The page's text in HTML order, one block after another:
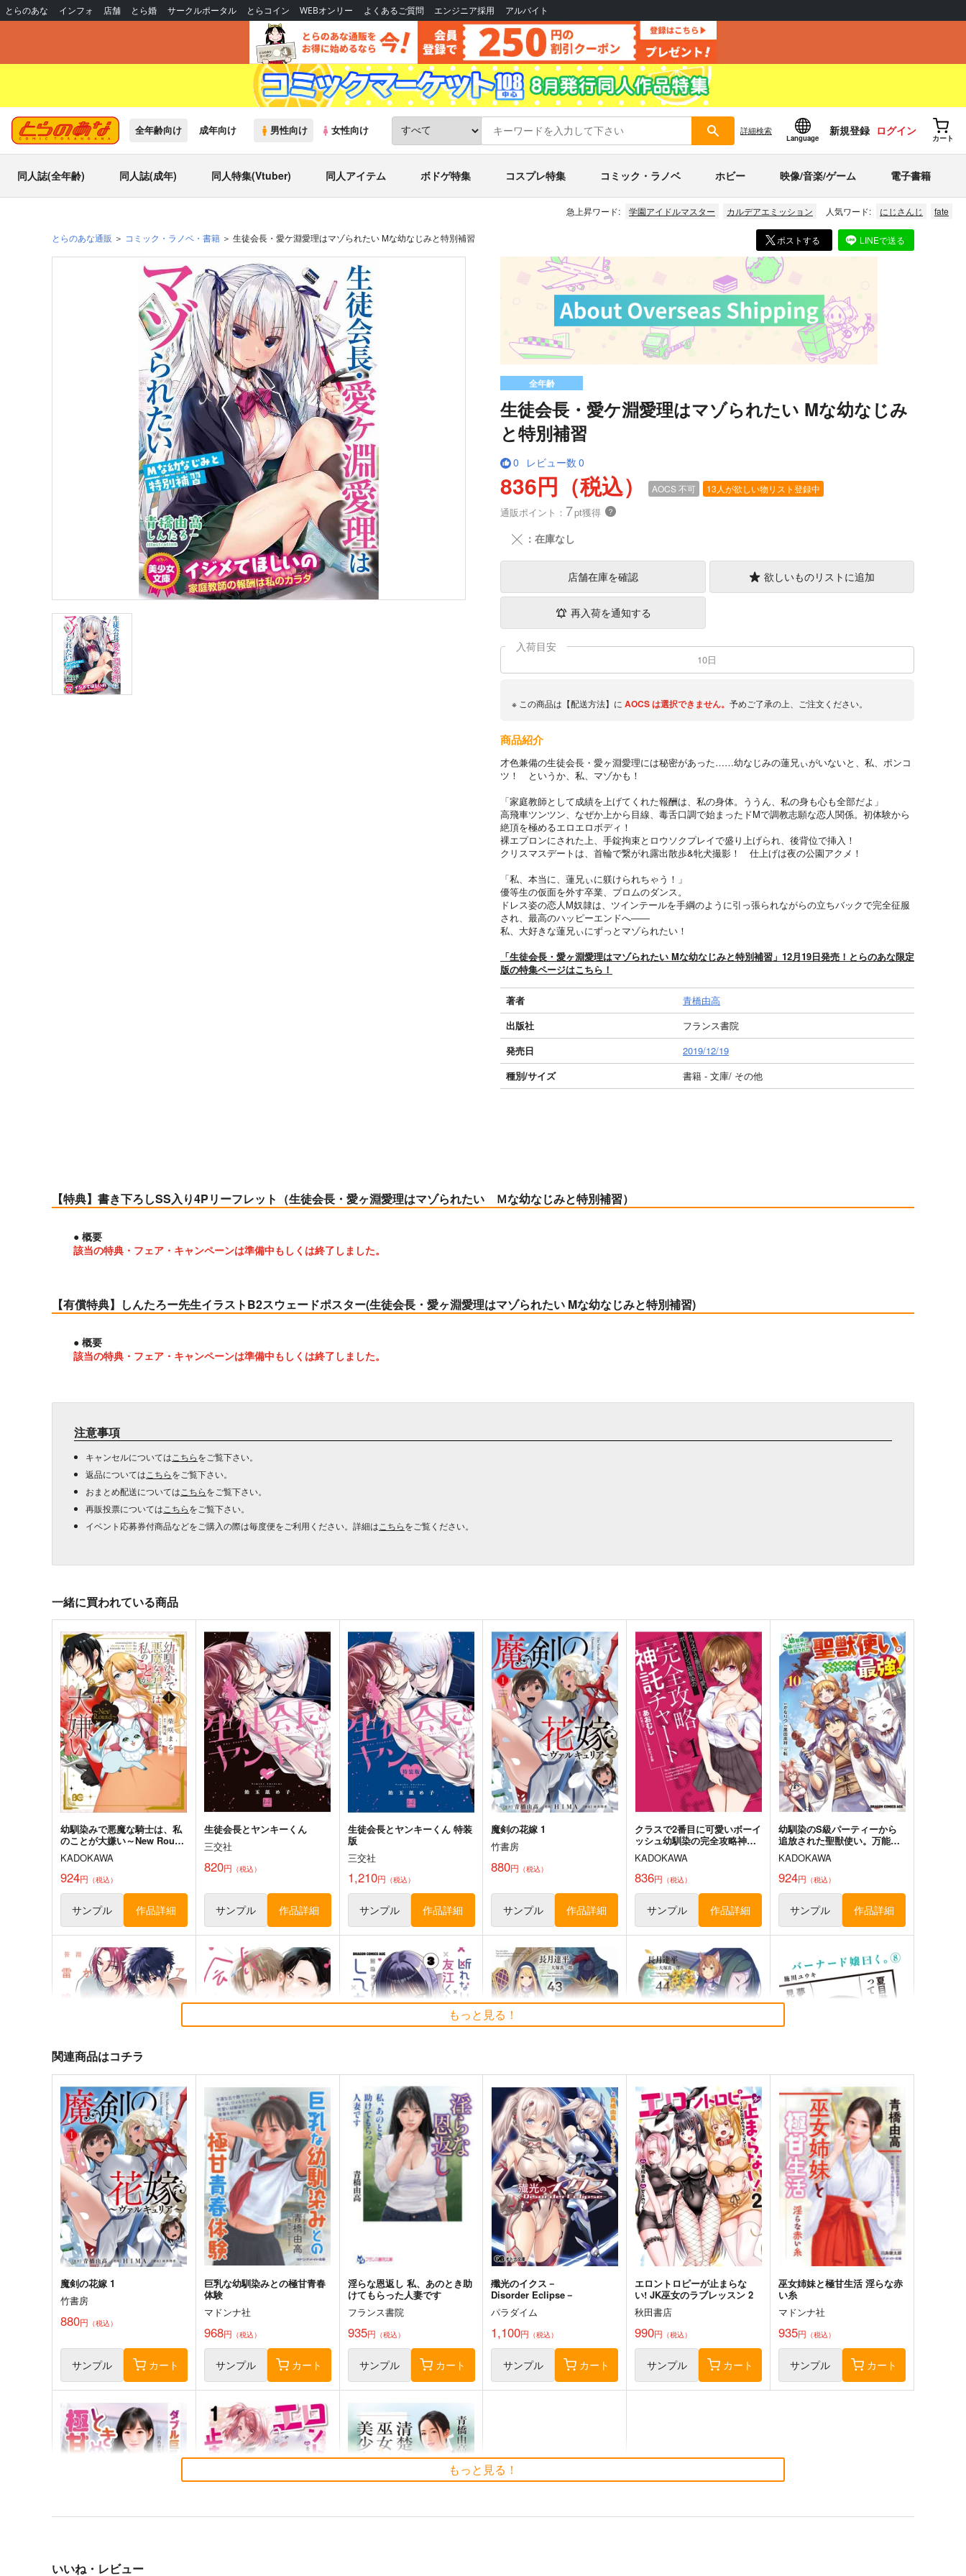
とらのあな インフォ 店舗 とら婚 サークルポータル とらコイン WEBオンリー よくあるご質問 エンジニア採用 アルバイト
全年齢向け 成年向け 男性向け 女性向け 詳細検索
Language
新規登録 ログイン
カート
同人誌(全年齢) 同人誌(成年) 同人特集(Vtuber) 同人アイテム ボドゲ特集 コスプレ特集 コミック・ラノベ ホビー 映像/音楽/ゲーム 電子書籍
急上昇ワード: 学園アイドルマスター カルデアエミッション 人気ワード: にじさんじ fate
とらのあな通販 コミック・ラノベ・書籍 生徒会長・愛ケ淵愛理はマゾられたい Mな幼なじみと特別補習 ポストする LINEで送る
全年齢
生徒会長・愛ケ淵愛理はマゾられたい Mな幼なじみ
と特別補習
0 レビュー数 0
836円（税込） AOCS不可 13人が欲しい物リスト登録中
通販ポイント： 7pt獲得 ？
╳ ：在庫なし
店舗在庫を確認 欲しいものリストに追加
再入荷を通知する
入荷目安
10日
※ この商品は【配送方法】に AOCSは選択できません。 予めご了承の上、ご注文ください。
商品紹介
才色兼備の生徒会長・愛ヶ淵愛理には秘密があった……幼なじみの蓮兄ぃがいないと、私、ポンコ
ツ！ というか、私、マゾかも！
「家庭教師として成績を上げてくれた報酬は、私の身体。ううん、私の身も心も全部だよ」
高飛車ツンツン、なぜか上から目線、毒舌口調で始まったドMで調教志願な恋人関係。初体験から
絶頂を極めるエロエロボディ！
裸エプロンにされた上、手錠拘束とロウソクプレイで盛り上げられ、後背位で挿入！
クリスマスデートは、首輪で繋がれ露出散歩&牝犬撮影！ 仕上げは夜の公園アクメ！
「私、本当に、蓮兄ぃに躾けられちゃう！」
優等生の仮面を外す卒業、プロムのダンス。
ドレス姿の恋人M奴隷は、ツインテールを手綱のように引っ張られながらの立ちバックで完全征服
され、最高のハッピーエンドへ――
私、大好きな蓮兄ぃにずっとマゾられたい！
「生徒会長・愛ヶ淵愛理はマゾられたい Mな幼なじみと特別補習」12月19日発売！とらのあな限定
版の特集ページはこちら！
著者
青橋由高
出版社
フランス書院
発売日
2019/12/19
種別/サイズ
書籍 - 文庫/ その他
【特典】書き下ろしSS入り4Pリーフレット（生徒会長・愛ヶ淵愛理はマゾられたい Ｍな幼なじみと特別補習）
● 概要
該当の特典・フェア・キャンペーンは準備中もしくは終了しました。
【有償特典】しんたろー先生イラストB2スウェードポスター(生徒会長・愛ヶ淵愛理はマゾられたい Mな幼なじみと特別補習)
● 概要
該当の特典・フェア・キャンペーンは準備中もしくは終了しました。
注意事項
キャンセルについては こちらをご覧下さい。
返品については こちらをご覧下さい。
おまとめ配送については こちらをご覧下さい。
再販投票については こちらをご覧下さい。
イベント応募券付商品などをご購入の際は毎度便をご利用ください。詳細は こちらをご覧ください。
一緒に買われている商品
幼馴染みで悪魔な騎士は、私
のことが大嫌い～New Round
～ 1
KADOKAWA
924円 （税込）
サンプル 作品詳細
生徒会長とヤンキーくん
三交社
820円 （税込）
サンプル 作品詳細
生徒会長とヤンキーくん 特装
版
三交社
1,210円 （税込）
サンプル 作品詳細
魔剣の花嫁 1
竹書房
880円 （税込）
サンプル 作品詳細
クラスで2番目に可愛いボーイ
ッシュ幼馴染の完全攻略神託
チャート 1
KADOKAWA
836円 （税込）
サンプル 作品詳細
幼馴染のS級パーティーから
追放された聖獣使い。万能支
援魔法と仲間を増やして最強
へ! 10
KADOKAWA
924円 （税込）
サンプル 作品詳細
アドリブから雷鳴
オーバーラップ
814 円（税込）
サンプル 作品詳細
会長、イイコはもう終わ
り Secret Love after school.
オーバーラップ
847円 （税込）
サンプル 作品詳細
断れない会長は友江くんにだ
けしてあげたい 3
KADOKAWA
924 （税込）
サンプル 作品詳細
Re:ゼロから始める異世界生
活 43
KADOKAWA
814円（税込）
サンプル 作品詳細
Re:ゼロから始める異世界生
活 44
KADOKAWA
814円（税込）
サンプル 作品詳細
バーナード嬢曰く。 8
一迅社
814円（税込）
サンプル 作品詳細
君のことが大大大大大好きな
私のHな履歴書みてくださ
淫らな4Pシェアハウス
Re:ゼロから始める異世界生
活 45
もっと見る！
関連商品はコチラ
魔剣の花嫁 1
竹書房
880円 （税込）
サンプル カート
巨乳な幼馴染みとの極甘青春
体験
マドンナ社
968円 （税込）
サンプル カート
淫らな恩返し 私、あのとき助
けてもらった人妻です
フランス書院
935円 （税込）
サンプル カート
殲光のイクス－
Disorder Eclipse－
パラダイム
1,100円 （税込）
サンプル カート
エロントロピーが止まらな
い! JK巫女のラブレッスン 2
秋田書店
990円 （税込）
サンプル カート
巫女姉妹と極甘生活 淫らな赤
い糸
マドンナ社
935円 （税込）
サンプル カート
もっと見る！
いいね・レビュー